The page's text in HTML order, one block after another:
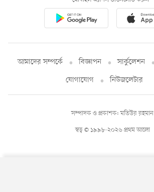
আমাদের সম্পর্কে বিজ্ঞাপন সার্কুলেশন
যোগাযোগ
নিউজলেটার
স্বত্ব © ১৯৯৮-২০২৬ প্রথম আলো
সম্পাদক ও প্রকাশক: মতিউর রহমান